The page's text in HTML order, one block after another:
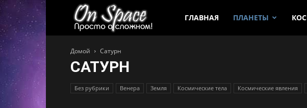
Все
космосе
ГЛАВНАЯ ПЛАНЕТЫ
Домой Сатурн
САТУРН
Без рубрики Венера Земля Космические тела Космические явления